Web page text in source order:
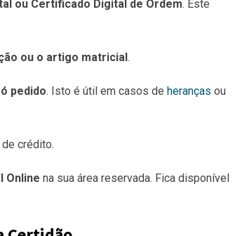
ou Certificado Digital de Ordem. Este
ou o artigo matricial.
pedido. Isto é útil em casos de heranças ou
crédito.
Online na sua área reservada. Fica disponível